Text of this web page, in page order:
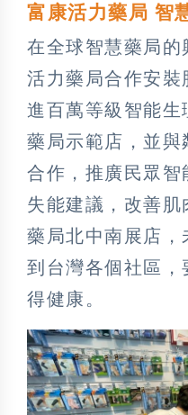
富康活力藥局 智
在全球智慧藥局的
活力藥局合作安裝
進百萬等級智能生
藥局示範店，並
合作，推廣民眾
失能建議，改善肌
藥局北中南展店，
到台灣各個社區
得健康。